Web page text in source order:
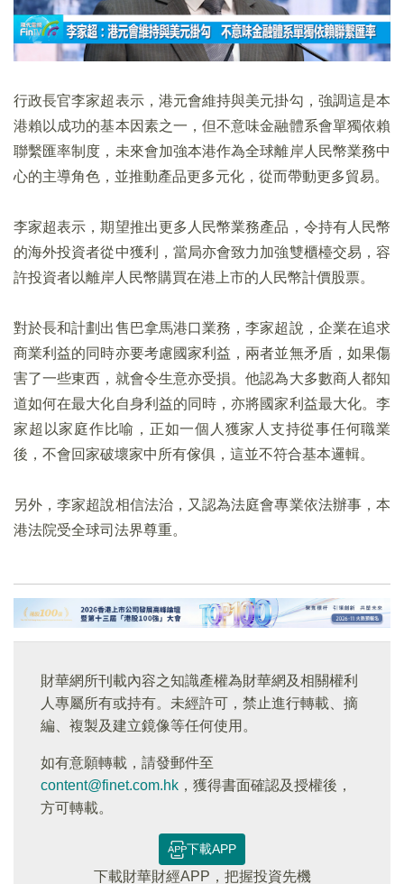
行政長官李家超表示，港元會維持與美元掛勾，強調這是本
港賴以成功的基本因素之一，但不意味金融體系會單獨依賴
聯繫匯率制度，未來會加強本港作為全球離岸人民幣業務中
心的主導角色，並推動產品更多元化，從而帶動更多貿易。
李家超表示，期望推出更多人民幣業務產品，令持有人民幣
的海外投資者從中獲利，當局亦會致力加強雙櫃檯交易，容
許投資者以離岸人民幣購買在港上市的人民幣計價股票。
對於長和計劃出售巴拿馬港口業務，李家超說，企業在追求
商業利益的同時亦要考慮國家利益，兩者並無矛盾，如果傷
害了一些東西，就會令生意亦受損。他認為大多數商人都知
道如何在最大化自身利益的同時，亦將國家利益最大化。李
家超以家庭作比喻，正如一個人獲家人支持從事任何職業
後，不會回家破壞家中所有傢俱，這並不符合基本邏輯。
另外，李家超說相信法治，又認為法庭會專業依法辦事，本
港法院受全球司法界尊重。
財華網所刊載內容之知識產權為財華網及相關權利
人專屬所有或持有。未經許可，禁止進行轉載、摘
編、複製及建立鏡像等任何使用。
如有意願轉載，請發郵件至
content@finet.com.hk ，獲得書面確認及授權後，
方可轉載。
下載APP
下載財華財經APP，把握投資先機